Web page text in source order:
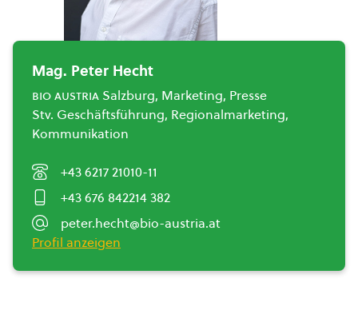
Mag. Peter Hecht
bio austria Salzburg, Marketing, Presse
Stv. Geschäftsführung, Regionalmarketing,
Kommunikation
+43 6217 21010-11
+43 676 842214 382
peter.hecht@bio-austria.at
Profil anzeigen